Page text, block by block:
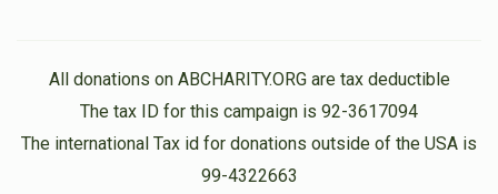
All donations on ABCHARITY.ORG are tax deductible
The tax ID for this campaign is 92-3617094
The international Tax id for donations outside of the USA is
99-4322663